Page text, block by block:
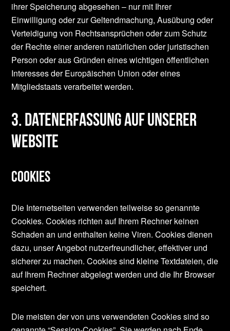
ihrer Speicherung abgesehen – nur mit Ihrer
Einwilligung oder zur Geltendmachung, Ausübung oder
Verteidigung von Rechtsansprüchen oder zum Schutz
der Rechte einer anderen natürlichen oder juristischen
Person oder aus Gründen eines wichtigen öffentlichen
Interesses der Europäischen Union oder eines
Mitgliedstaats verarbeitet werden.
3. Datenerfassung auf unserer
Website
Cookies
Die Internetseiten verwenden teilweise so genannte
Cookies. Cookies richten auf Ihrem Rechner keinen
Schaden an und enthalten keine Viren. Cookies dienen
dazu, unser Angebot nutzerfreundlicher, effektiver und
sicherer zu machen. Cookies sind kleine Textdateien, die
auf Ihrem Rechner abgelegt werden und die Ihr Browser
speichert.
Die meisten der von uns verwendeten Cookies sind so